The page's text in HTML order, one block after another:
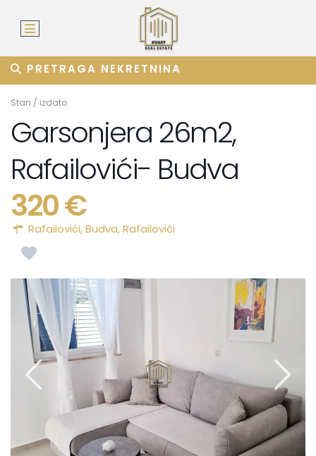
PRETRAGA NEKRETNINA
Stan / izdato
Garsonjera 26m2,
Rafailovići- Budva
320 €
Rafailovići,Budva,Rafailovići